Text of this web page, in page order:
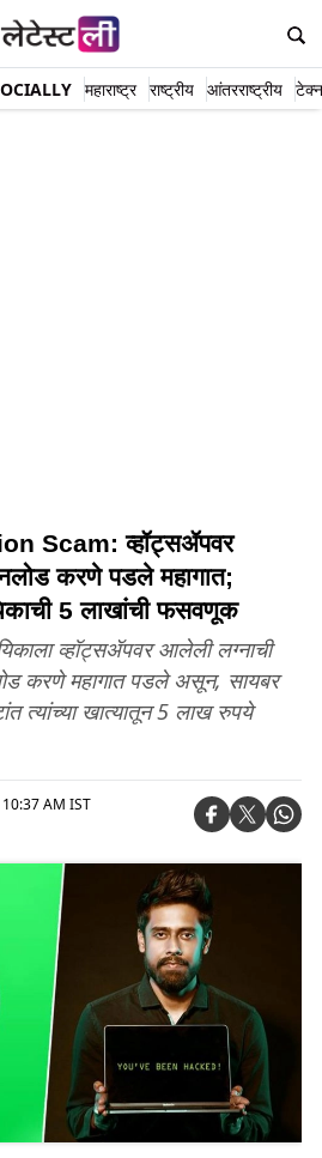
महाराष्ट्र राष्ट्रीय आंतरराष्ट्रीय
Scam: व्हॉट्सॲपवर
करणे पडले महागात;
5 लाखांची फसवणूक
व्हॉट्सॲपवर आलेली लग्नाची
करणे महागात पडले असून, सायबर
त्यांच्या खात्यातून 5 लाख रुपये
AM IST